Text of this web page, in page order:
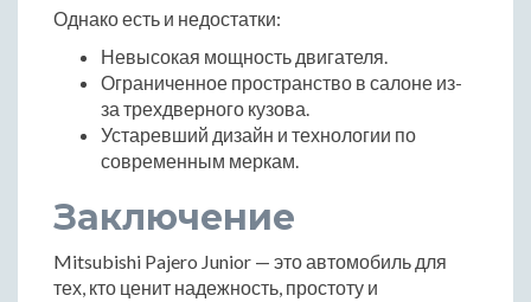
Однако есть и недостатки:
Невысокая мощность двигателя.
Ограниченное пространство в салоне из-
за трехдверного кузова.
Устаревший дизайн и технологии по
современным меркам.
Заключение
Mitsubishi Pajero Junior — это автомобиль для
тех, кто ценит надежность, простоту и